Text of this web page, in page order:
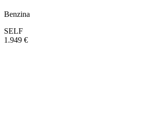
Benzina
SELF
1.949 €